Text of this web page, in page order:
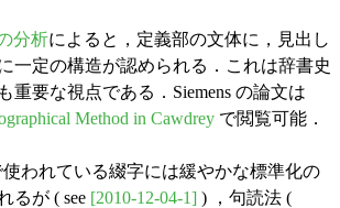
分析によると，定義部の文体に，見出し
一定の構造が認められる．これは辞書史
重要な視点である．Siemens の論文は
Method in Cawdrey で閲覧可能．
われている綴字には緩やかな標準化の
るが ( see [2010-12-04-1] ) ，句読法 (